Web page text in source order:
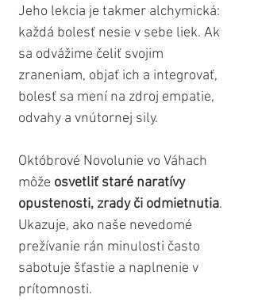
Jeho lekcia je takmer alchymická:
každá bolesť nesie v sebe liek. Ak
sa odvážime čeliť svojim
zraneniam, objať ich a integrovať,
bolesť sa mení na zdroj empatie,
odvahy a vnútornej sily.
Októbrové Novolunie vo Váhach
môže osvetliť staré naratívy
opustenosti, zrady či odmietnutia.
Ukazuje, ako naše nevedomé
prežívanie rán minulosti často
sabotuje šťastie a naplnenie v
prítomnosti.